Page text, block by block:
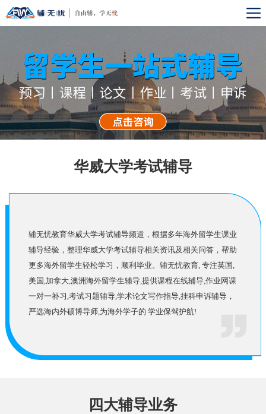
华威大学考试辅导
辅无忧教育华威大学考试辅导频道，根据多年海外留学生课业
辅导经验，整理华威大学考试辅导相关资讯及相关问答，帮助
更多海外留学生轻松学习，顺利毕业。辅无忧教育, 专注英国,
美国,加拿大,澳洲海外留学生辅导,提供课程在线辅导,作业网课
一对一补习,考试习题辅导,学术论文写作指导,挂科申诉辅导，
严选海内外硕博导师,为海外学子的 学业保驾护航!
四大辅导业务